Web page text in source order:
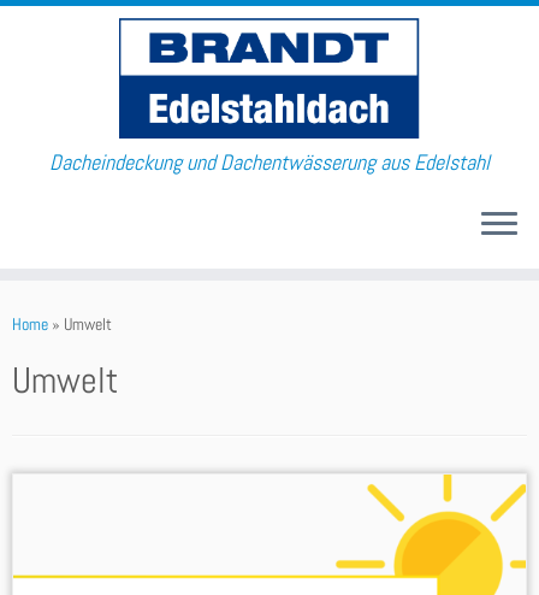
Dacheindeckung und Dachentwässerung aus Edelstahl
Home » Umwelt
Umwelt